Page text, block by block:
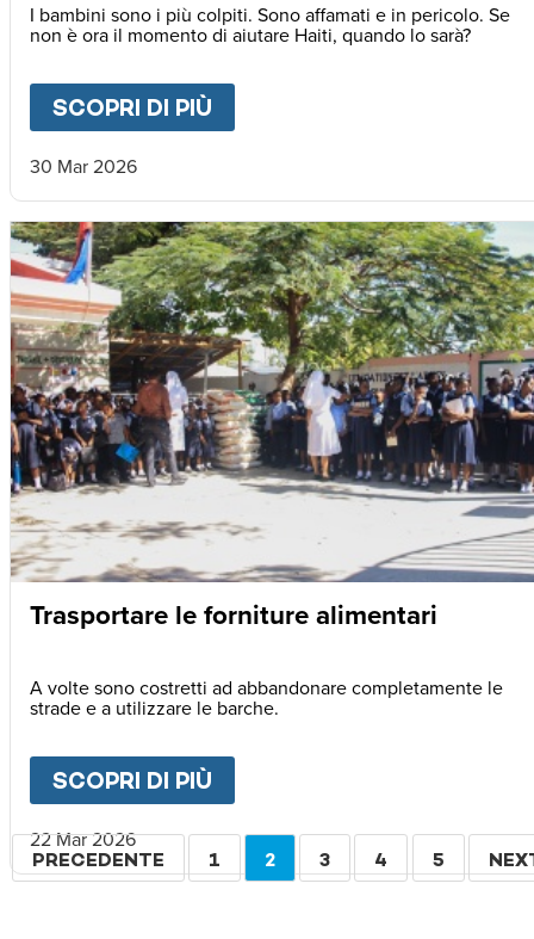
I bambini sono i più colpiti. Sono affamati e in pericolo. Se
non è ora il momento di aiutare Haiti, quando lo sarà?
SCOPRI DI PIÙ
30 Mar 2026
Trasportare le forniture alimentari
A volte sono costretti ad abbandonare completamente le
strade e a utilizzare le barche.
SCOPRI DI PIÙ
22 Mar 2026
Paginazione
PAGINA
PRECEDENTE PAGINA
1
PAGINA
2 PAGINA
3 PAGINA
4 PAGINA
5